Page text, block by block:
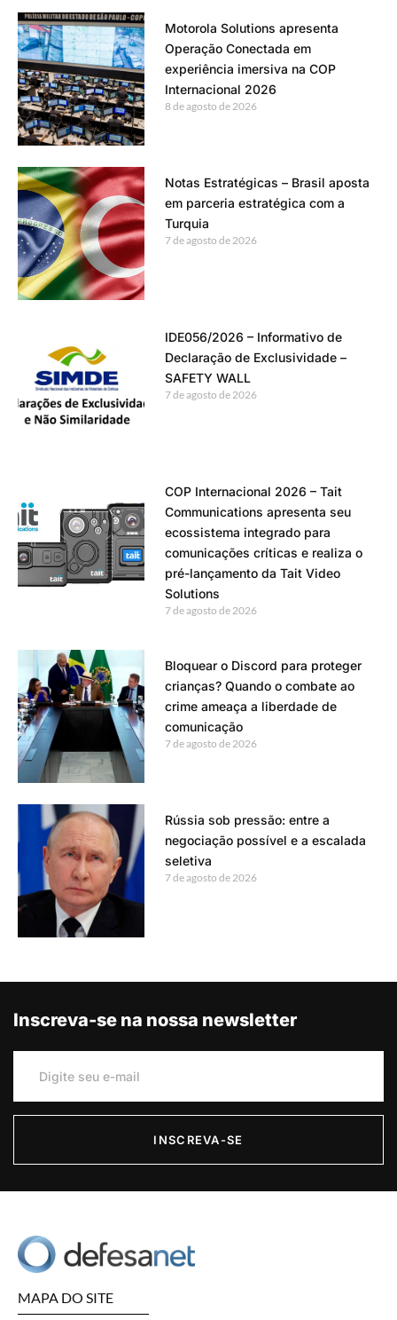
Motorola Solutions apresenta
Operação Conectada em
experiência imersiva na COP
Internacional 2026
8 de agosto de 2026
Notas Estratégicas – Brasil aposta
em parceria estratégica com a
Turquia
7 de agosto de 2026
IDE056/2026 – Informativo de
Declaração de Exclusividade –
SAFETY WALL
7 de agosto de 2026
COP Internacional 2026 – Tait
Communications apresenta seu
ecossistema integrado para
comunicações críticas e realiza o
pré-lançamento da Tait Video
Solutions
7 de agosto de 2026
Bloquear o Discord para proteger
crianças? Quando o combate ao
crime ameaça a liberdade de
comunicação
7 de agosto de 2026
Rússia sob pressão: entre a
negociação possível e a escalada
seletiva
7 de agosto de 2026
Inscreva-se na nossa newsletter
INSCREVA-SE
MAPA DO SITE